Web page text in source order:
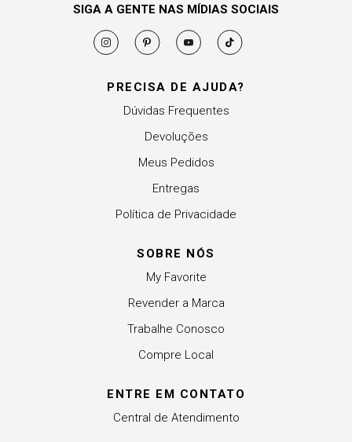
PRECISA DE AJUDA?
Dúvidas Frequentes
Devoluções
Meus Pedidos
Entregas
Política de Privacidade
SOBRE NÓS
My Favorite
Revender a Marca
Trabalhe Conosco
Compre Local
ENTRE EM CONTATO
Central de Atendimento
SIGA A GENTE NAS MÍDIAS SOCIAIS